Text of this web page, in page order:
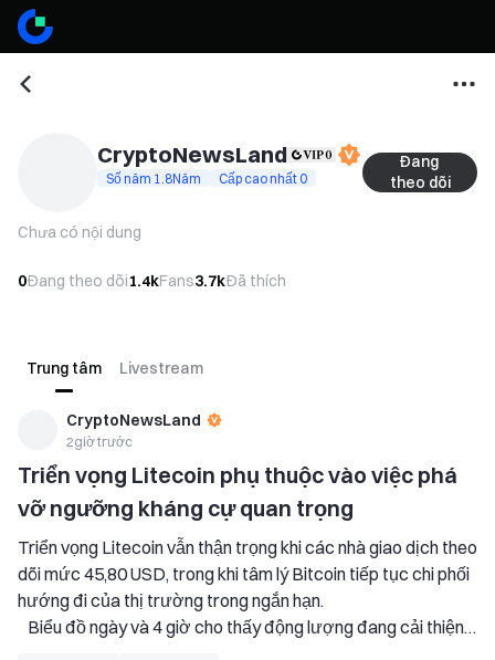
CryptoNewsLand
Số năm 1.8Năm Cấp cao nhất 0
Đang
theo dõi
Chưa có nội dung
0Đang theo dõi1.4kFans3.7kĐã thích
Trung tâm Livestream
CryptoNewsLand
2giờ trước
Triển vọng Litecoin phụ thuộc vào việc phá
vỡ ngưỡng kháng cự quan trọng
Triển vọng Litecoin vẫn thận trọng khi các nhà giao dịch theo
dõi mức 45,80 USD, trong khi tâm lý Bitcoin tiếp tục chi phối
hướng đi của thị trường trong ngắn hạn.
   Biểu đồ ngày và 4 giờ cho thấy động lượng đang cải thiện,